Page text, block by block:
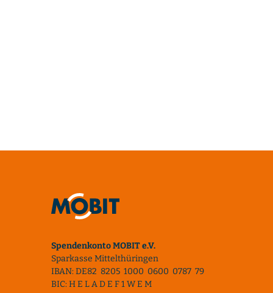
Spendenkonto MOBIT e.V.
Sparkasse Mittelthüringen
IBAN: DE82 8205 1000 0600 0787 79
BIC: H E L A D E F 1 W E M